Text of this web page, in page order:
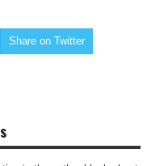
Share on Twitter